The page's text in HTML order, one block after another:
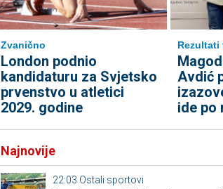
Zvanično
London podnio
kandidaturu za Svjetsko
prvenstvo u atletici
2029. godine
Rezultati
Avdić
ide po
Najnovije
22:03 Ostali sportovi